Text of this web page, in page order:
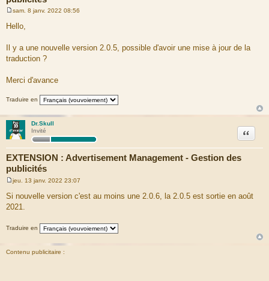
e
s
g
e
sam. 8 janv. 2022 08:56
Hello,
Il y a une nouvelle version 2.0.5, possible d'avoir une mise à jour de la
traduction ?
Merci d'avance
Traduire en
Dr.Skull
Invité
EXTENSION : Advertisement Management - Gestion des
publicités
Citation
M
s
e
jeu. 13 janv. 2022 23:07
Si nouvelle version c'est au moins une 2.0.6, la 2.0.5 est sortie en août
2021.
Traduire en
Contenu publicitaire :